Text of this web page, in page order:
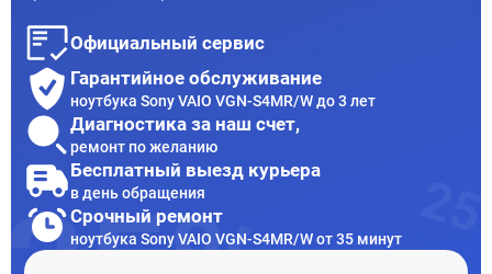
Официальный сервис
Гарантийное обслуживание
ноутбука Sony VAIO VGN-S4MR/W до 3 лет
Диагностика за наш счет,
ремонт по желанию
Бесплатный выезд курьера
в день обращения
Срочный ремонт
ноутбука Sony VAIO VGN-S4MR/W от 35 минут